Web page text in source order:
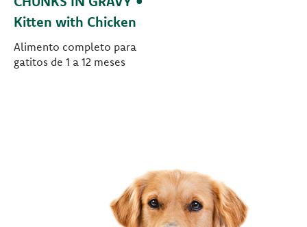
Kitten with Chicken
Alimento completo para
gatitos de 1 a 12 meses